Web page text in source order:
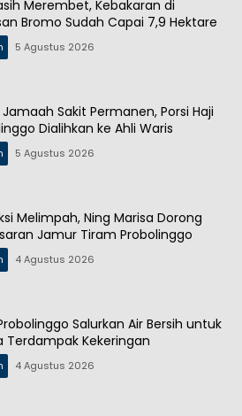
Merembet, Kebakaran di
Bromo Sudah Capai 7,9 Hektare
5 Agustus 2026
Sakit Permanen, Porsi Haji
Dialihkan ke Ahli Waris
5 Agustus 2026
Melimpah, Ning Marisa Dorong
Jamur Tiram Probolinggo
4 Agustus 2026
Salurkan Air Bersih untuk
Terdampak Kekeringan
4 Agustus 2026